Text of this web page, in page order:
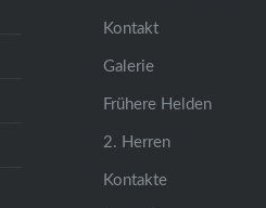
Kontakt
Galerie
Frühere Helden
2. Herren
Kontakte